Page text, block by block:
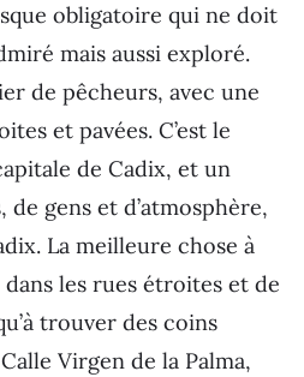
obligatoire qui ne doit
mais aussi exploré.
de pêcheurs, avec une
et pavées. C’est le
de Cadix, et un
gens et d’atmosphère,
La meilleure chose à
les rues étroites et de
trouver des coins
Virgen de la Palma,